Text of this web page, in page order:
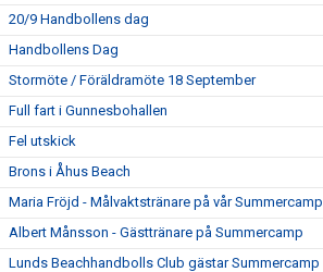
20/9 Handbollens dag
Handbollens Dag
Stormöte / Föräldramöte 18 September
Full fart i Gunnesbohallen
Fel utskick
Brons i Åhus Beach
Maria Fröjd - Målvaktstränare på vår Summercamp
Albert Månsson - Gästtränare på Summercamp
Lunds Beachhandbolls Club gästar Summercamp